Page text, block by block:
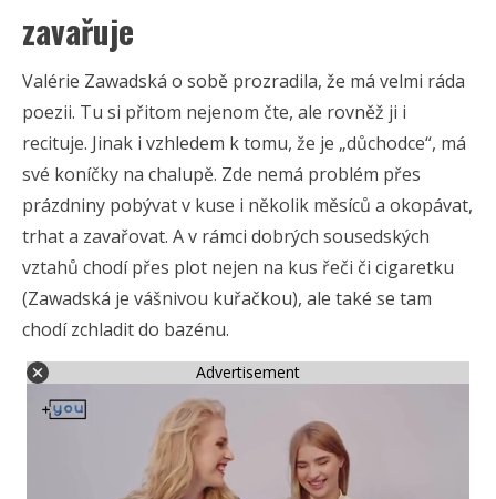
zavařuje
Valérie Zawadská o sobě prozradila, že má velmi ráda
poezii. Tu si přitom nejenom čte, ale rovněž ji i
recituje. Jinak i vzhledem k tomu, že je „důchodce“, má
své koníčky na chalupě. Zde nemá problém přes
prázdniny pobývat v kuse i několik měsíců a okopávat,
trhat a zavařovat. A v rámci dobrých sousedských
vztahů chodí přes plot nejen na kus řeči či cigaretku
(Zawadská je vášnivou kuřačkou), ale také se tam
chodí zchladit do bazénu.
Advertisement